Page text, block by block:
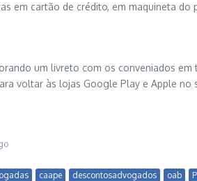
em cartão de crédito, em maquineta
um livreto com os conveniados
voltar às lojas Google Play e Apple
caape descontosadvogados oab